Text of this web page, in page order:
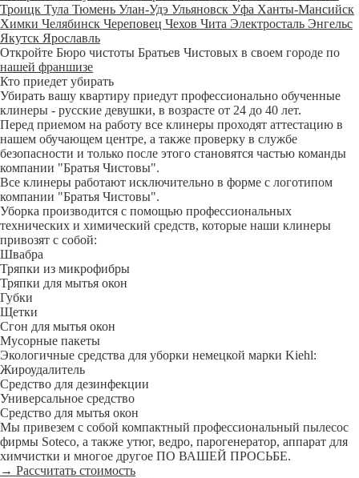
Троицк Тула Тюмень Улан-Удэ Ульяновск Уфа Ханты-Мансийск
Химки Челябинск Череповец Чехов Чита Электросталь Энгельс
Якутск Ярославль
Откройте Бюро чистоты Братьев Чистовых в своем городе по
нашей франшизе
Кто приедет убирать
Убирать вашу квартиру приедут профессионально обученные
клинеры - русские девушки, в возрасте от 24 до 40 лет.
Перед приемом на работу все клинеры проходят аттестацию в
нашем обучающем центре, а также проверку в службе
безопасности и только после этого становятся частью команды
компании "Братья Чистовы".
Все клинеры работают исключительно в форме с логотипом
компании "Братья Чистовы".
Уборка производится с помощью профессиональных
технических и химический средств, которые наши клинеры
привозят с собой:
Швабра
Тряпки из микрофибры
Тряпки для мытья окон
Губки
Щетки
Сгон для мытья окон
Мусорные пакеты
Экологичные средства для уборки немецкой марки Kiehl:
Жироудалитель
Средство для дезинфекции
Универсальное средство
Средство для мытья окон
Мы привезем с собой компактный профессиональный пылесос
фирмы Soteco, а также утюг, ведро, парогенератор, аппарат для
химчистки и многое другое ПО ВАШЕЙ ПРОСЬБЕ.
→ Рассчитать стоимость